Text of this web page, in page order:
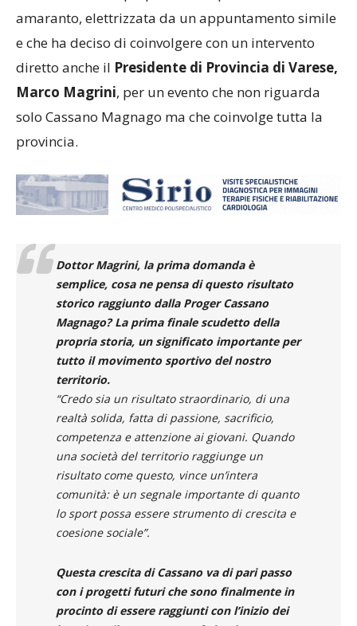
, ed i preparativi si sprecano in casa
amaranto, elettrizzata da un appuntamento simile
e che ha deciso di coinvolgere con un intervento
Marco Magrini
, per un evento che non riguarda
solo Cassano Magnago ma che coinvolge tutta la
provincia.
Dottor Magrini, la prima domanda è
semplice, cosa ne pensa di questo risultato
storico raggiunto dalla Proger Cassano
Magnago? La prima finale scudetto della
propria storia, un significato importante per
tutto il movimento sportivo del nostro
territorio.
“Credo sia un risultato straordinario, di una
realtà solida, fatta di passione, sacrificio,
competenza e attenzione ai giovani. Quando
una società del territorio raggiunge un
risultato come questo, vince un’intera
comunità: è un segnale importante di quanto
lo sport possa essere strumento di crescita e
Questa crescita di Cassano va di pari passo
con i progetti futuri che sono finalmente in